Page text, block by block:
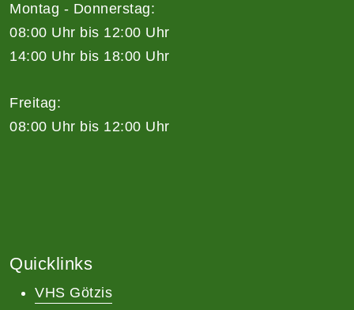
Montag - Donnerstag:
08:00 Uhr bis 12:00 Uhr
14:00 Uhr bis 18:00 Uhr
Freitag:
08:00 Uhr bis 12:00 Uhr
Quicklinks
VHS Götzis